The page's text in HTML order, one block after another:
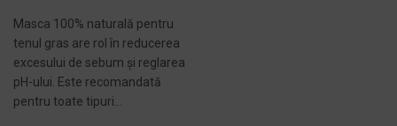
Masca 100% naturală pentru
tenul gras are rol în reducerea
excesului de sebum și reglarea
pH-ului. Este recomandată
pentru toate tipuri...